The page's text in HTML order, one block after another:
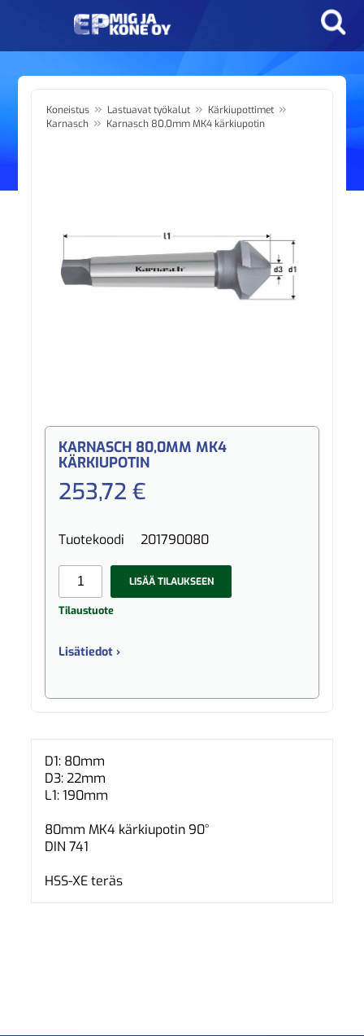
Koneistus » Lastuavat työkalut » Kärkiupottimet »
Karnasch » Karnasch 80,0mm MK4 kärkiupotin
KARNASCH 80,0MM MK4
KÄRKIUPOTIN
253,72 €
Tuotekoodi 201790080
LISÄÄ TILAUKSEEN
Tilaustuote
Lisätiedot ›
D1: 80mm
D3: 22mm
L1: 190mm
80mm MK4 kärkiupotin 90°
DIN 741
HSS-XE teräs